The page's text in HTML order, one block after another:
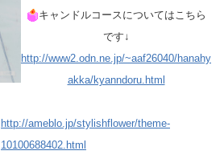
キャンドルコースについてはこちら
です↓
http://www2.odn.ne.jp/~aaf26040/hanahy
akka/kyanndoru.html
http://ameblo.jp/stylishflower/theme-
10100688402.html